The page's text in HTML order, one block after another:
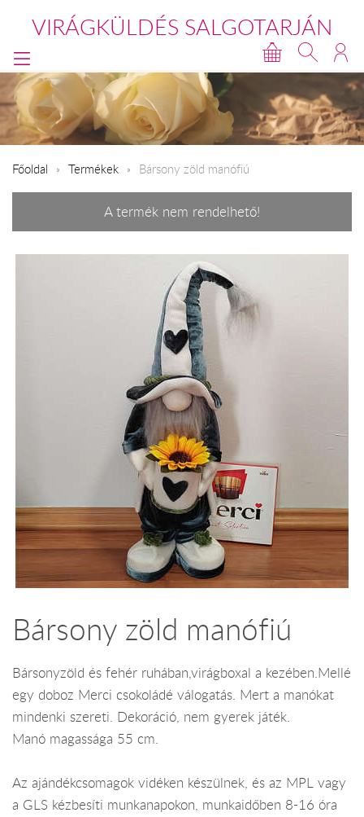
VIRÁGKÜLDÉS SALGOTARJÁN
Főoldal Termékek Bársony zöld manófiú
A termék nem rendelhető!
Bársony zöld manófiú
Bársonyzöld és fehér ruhában,virágboxal a kezében.Mellé
egy doboz Merci csokoládé válogatás. Mert a manókat
mindenki szereti. Dekoráció, nem gyerek játék.
Manó magassága 55 cm.
Az ajándékcsomagok vidéken készülnek, és az MPL vagy
a GLS kézbesíti munkanapokon, munkaidőben 8-16 óra